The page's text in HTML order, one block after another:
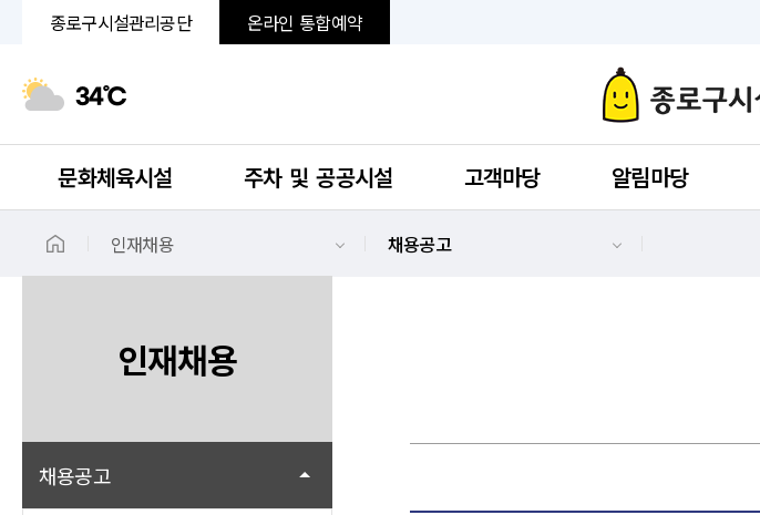
종로구시설관리공단 온라인 통합예약
34℃
문화체육시설 주차 및 공공시설 고객마당 알림마당
인재채용 채용공고
인재채용
채용공고